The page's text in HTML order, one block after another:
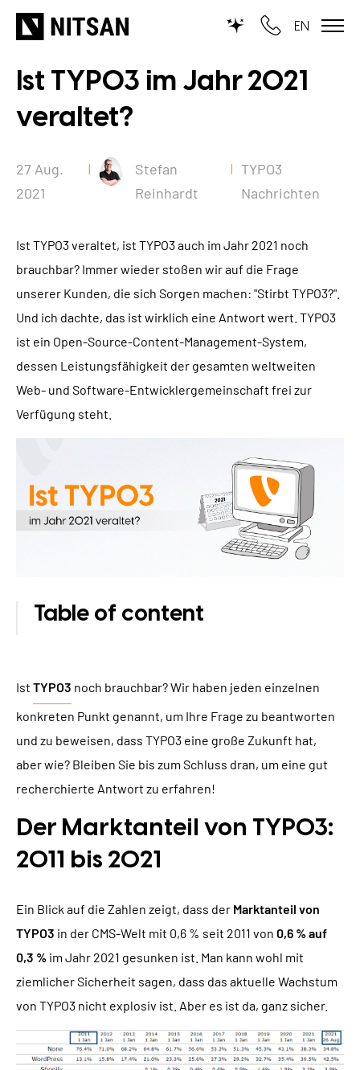
EN
WIR MACHEN TYPO3...
für KMU
für Outsourcing
für öffentliche Einrichtungen
LEISTUNGEN
TYPO3 Entwicklung
TYPO3 Upgrade Service
TYPO3 Barrierefreiheit
TYPO3 Support & Wartung
REFERENZEN
UNSERE PREISE
WIR SIND NITSAN
Jobs
T3PLANET
TYPO3 Extensions
GLOSSAR
Ist TYPO3 im Jahr 2021
veraltet?
27 Aug.
2021
Stefan
Reinhardt
TYPO3
Nachrichten
Ist TYPO3 veraltet, ist TYPO3 auch im Jahr 2021 noch
brauchbar? Immer wieder stoßen wir auf die Frage
unserer Kunden, die sich Sorgen machen: "Stirbt TYPO3?".
Und ich dachte, das ist wirklich eine Antwort wert. TYPO3
ist ein Open-Source-Content-Management-System,
dessen Leistungsfähigkeit der gesamten weltweiten
Web- und Software-Entwicklergemeinschaft frei zur
Verfügung steht.
Table of content
Ist TYPO3 noch brauchbar? Wir haben jeden einzelnen
konkreten Punkt genannt, um Ihre Frage zu beantworten
und zu beweisen, dass TYPO3 eine große Zukunft hat,
aber wie? Bleiben Sie bis zum Schluss dran, um eine gut
recherchierte Antwort zu erfahren!
Der Marktanteil von TYPO3:
2011 bis 2021
Ein Blick auf die Zahlen zeigt, dass der Marktanteil von
TYPO3 in der CMS-Welt mit 0,6 % seit 2011 von 0,6 % auf
0,3 % im Jahr 2021 gesunken ist. Man kann wohl mit
ziemlicher Sicherheit sagen, dass das aktuelle Wachstum
von TYPO3 nicht explosiv ist. Aber es ist da, ganz sicher.